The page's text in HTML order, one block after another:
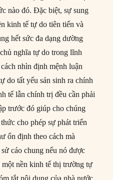
nào đó. Đặc biệt, sự sung
kinh tế tự do tiên tiến và
hết sức đa dạng dường
nghĩa tự do trong lĩnh
nhìn định mệnh luận
do tất yếu sản sinh ra chính
tế lẫn chính trị đều cần phải
trước đó giúp cho chúng
cho phép sự phát triển
ổn định theo cách mà
cáo chung nếu nó được
một nền kinh tế thị trường tự
tắt nội dung của nhà nước